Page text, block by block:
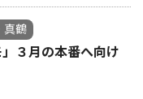
真鶴
３月の本番へ向け